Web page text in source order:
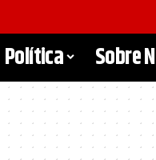
Política Sobre